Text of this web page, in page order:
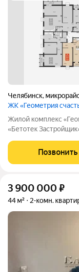
Челябинск,
ЖК «Геометрия
Жилой комплекс «Геометрия
«Бетотек
этажный дом
«Бетотек». В доме
Позвонить
3 900 000 ₽
44 м² 2-комн.